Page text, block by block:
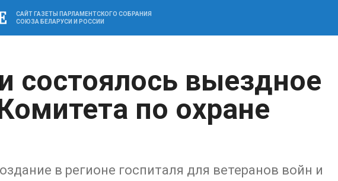
САЙТ ГАЗЕТЫ ПАРЛАМЕНТСКОГО СОБРАНИЯ
СОЮЗА БЕЛАРУСИ И РОССИИ
состоялось выездное
по охране
в регионе госпиталя для ветеранов войн и